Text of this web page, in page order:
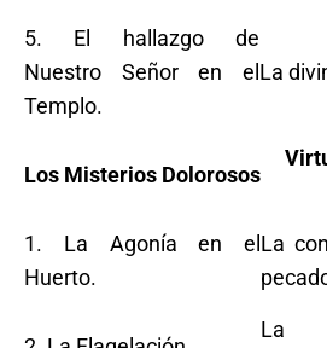
5. El hallazgo de
Nuestro Señor en el
Templo.
La
Los Misterios Dolorosos
1. La Agonía en el
Huerto.
La
La